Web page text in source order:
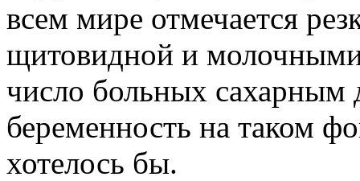
всем мире отмечается
щитовидной и молочными
число больных сахарным
беременность на таком
хотелось бы.